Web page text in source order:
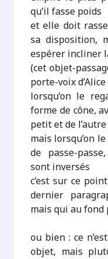
qu’il fasse poids
et elle doit
sa disposition,
espérer incliner
(cet objet-
porte-voix
lorsqu’on le
forme de cône,
petit et de
mais lorsqu’on
de passe-
sont inversés
c’est sur ce
dernier
mais qui au
ou bien : ce
objet, mais